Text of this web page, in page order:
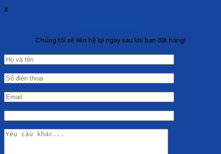
x
Chúng tôi sẽ liên hệ lại ngay sau khi bạn đặt hàng!